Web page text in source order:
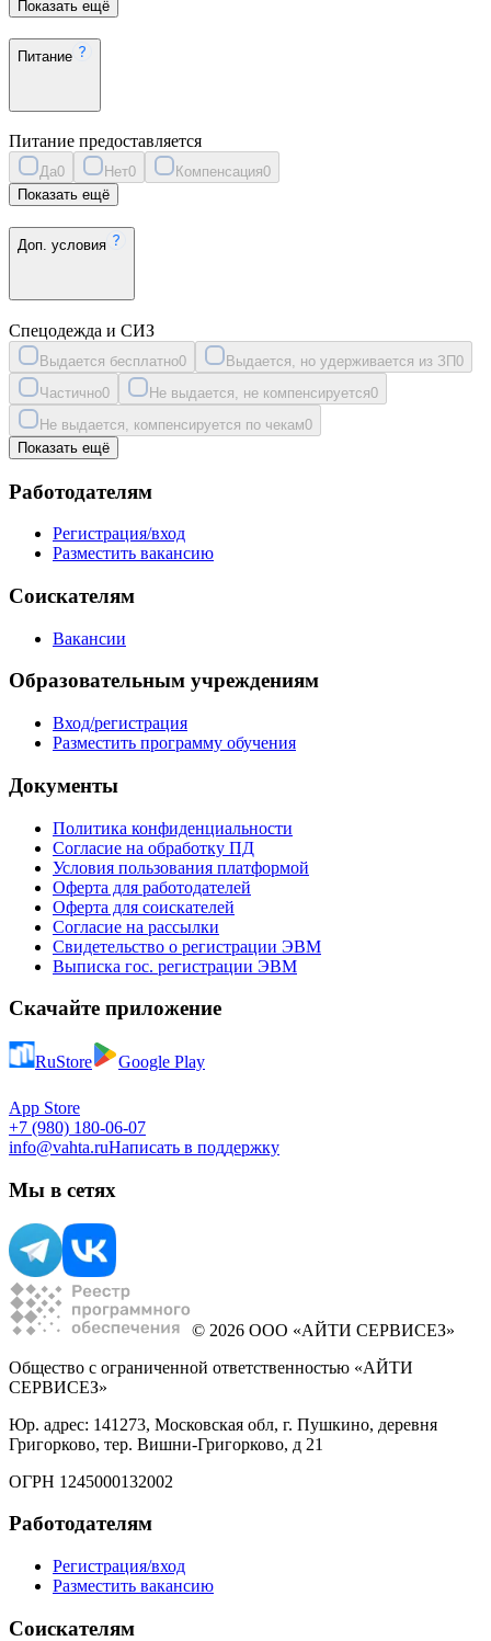
Показать ещё
Питание
Питание предоставляется
Да0 Нет0 Компенсация0
Показать ещё
Доп. условия
Спецодежда и СИЗ
Выдается бесплатно0 Выдается, но удерживается из ЗП0
Частично0 Не выдается, не компенсируется0
Не выдается, компенсируется по чекам0
Показать ещё
Работодателям
Регистрация/вход
Разместить вакансию
Соискателям
Вакансии
Образовательным учреждениям
Вход/регистрация
Разместить программу обучения
Документы
Политика конфиденциальности
Согласие на обработку ПД
Условия пользования платформой
Оферта для работодателей
Оферта для соискателей
Согласие на рассылки
Свидетельство о регистрации ЭВМ
Выписка гос. регистрации ЭВМ
Скачайте приложение
RuStore Google Play
App Store
+7 (980) 180-06-07
info@vahta.ruНаписать в поддержку
Мы в сетях
© 2026 ООО «АЙТИ СЕРВИСЕЗ»
Общество с ограниченной ответственностью «АЙТИ
СЕРВИСЕЗ»
Юр. адрес: 141273, Московская обл, г. Пушкино, деревня
Григорково, тер. Вишни-Григорково, д 21
ОГРН 1245000132002
Работодателям
Регистрация/вход
Разместить вакансию
Соискателям